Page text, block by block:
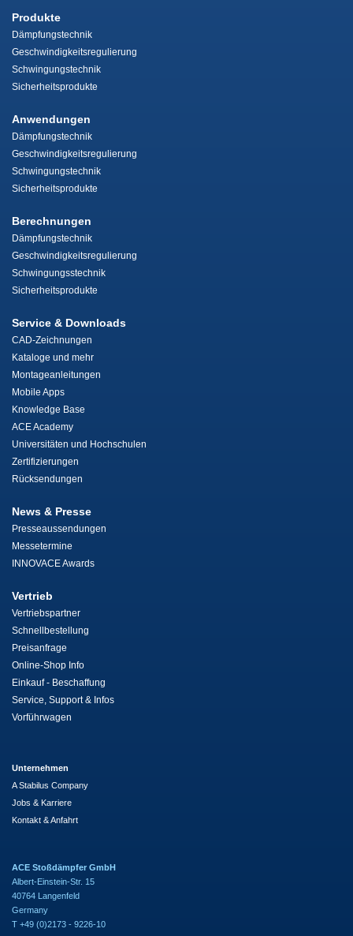
Produkte
Dämpfungstechnik
Geschwindigkeitsregulierung
Schwingungstechnik
Sicherheitsprodukte
Anwendungen
Dämpfungstechnik
Geschwindigkeitsregulierung
Schwingungstechnik
Sicherheitsprodukte
Berechnungen
Dämpfungstechnik
Geschwindigkeitsregulierung
Schwingungsstechnik
Sicherheitsprodukte
Service & Downloads
CAD-Zeichnungen
Kataloge und mehr
Montageanleitungen
Mobile Apps
Knowledge Base
ACE Academy
Universitäten und Hochschulen
Zertifizierungen
Rücksendungen
News & Presse
Presseaussendungen
Messetermine
INNOVACE Awards
Vertrieb
Vertriebspartner
Schnellbestellung
Preisanfrage
Online-Shop Info
Einkauf - Beschaffung
Service, Support & Infos
Vorführwagen
Unternehmen
A Stabilus Company
Jobs & Karriere
Kontakt & Anfahrt
ACE Stoßdämpfer GmbH
Albert-Einstein-Str. 15
40764 Langenfeld
Germany
T +49 (0)2173 - 9226-10